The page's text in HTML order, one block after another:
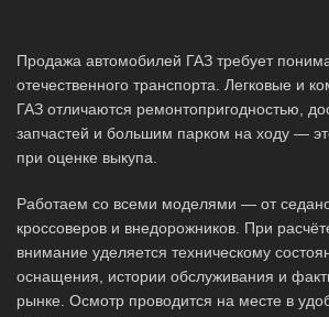
Продажа автомобилей ГАЗ требует
отечественного транспорта. Легковые и
ГАЗ отличаются ремонтопригодностью,
запчастей и большим парком на ходу —
при оценке выкупа.
Работаем со всеми моделями — от
кроссоверов и внедорожников. При
внимание уделяется техническому
оснащения, истории обслуживания и
рынке. Осмотр проводится на месте в